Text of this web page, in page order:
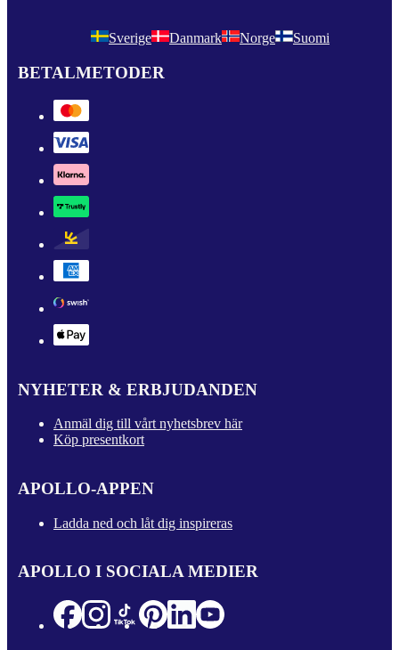
Sverige Danmark Norge Suomi
BETALMETODER
NYHETER & ERBJUDANDEN
Anmäl dig till vårt nyhetsbrev här
Köp presentkort
APOLLO-APPEN
Ladda ned och låt dig inspireras
APOLLO I SOCIALA MEDIER